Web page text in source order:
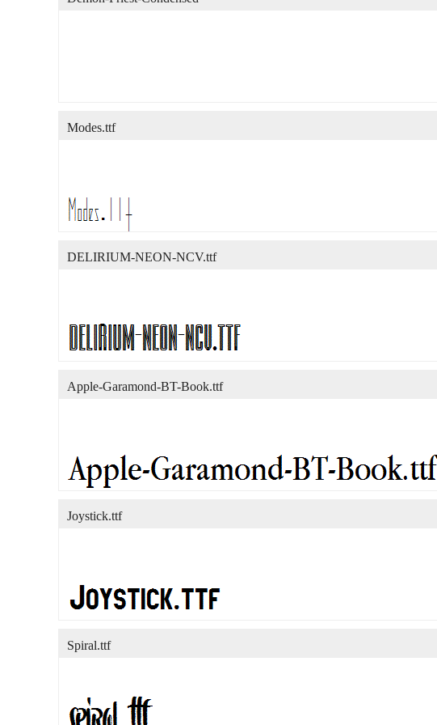
Modes.ttf
DELIRIUM-NEON-NCV.ttf
Apple-Garamond-BT-Book.ttf
Joystick.ttf
Spiral.ttf